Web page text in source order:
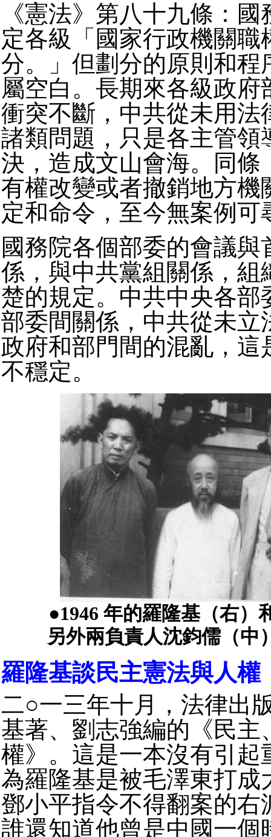
《憲法》第八十九條：
定各級「國家行政機關職
分。」但劃分的原則和程
屬空白。長期來各級政府
衝突不斷，中共從未用法
諸類問題，只是各主管領
決，造成文山會海。同條
有權改變或者撤銷地方機
定和命令，至今無案例可
國務院各個部委的會議與
係，與中共黨組關係，組
楚的規定。中共中央各部
部委間關係，中共從未立
政府和部門間的混亂，這
不穩定。
●1946 年的羅隆基（右）
另外兩負責人沈鈞儒（中
羅隆基談民主憲法與人權
二○一三年十月，法律出
基著、劉志強編的《民主
權》。這是一本沒有引起
為羅隆基是被毛澤東打成
鄧小平指令不得翻案的右
誰還知道他曾是中國一個